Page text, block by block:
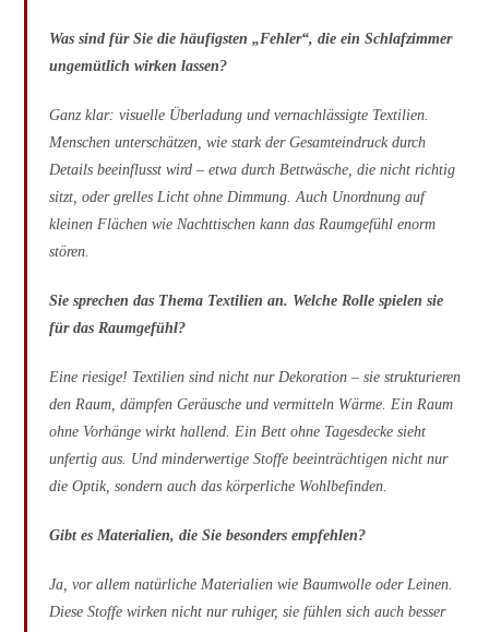
Was sind für Sie die häufigsten „Fehler“, die ein Schlafzimmer
ungemütlich wirken lassen?
Ganz klar: visuelle Überladung und vernachlässigte Textilien.
Menschen unterschätzen, wie stark der Gesamteindruck durch
Details beeinflusst wird – etwa durch Bettwäsche, die nicht richtig
sitzt, oder grelles Licht ohne Dimmung. Auch Unordnung auf
kleinen Flächen wie Nachttischen kann das Raumgefühl enorm
stören.
Sie sprechen das Thema Textilien an. Welche Rolle spielen sie
für das Raumgefühl?
Eine riesige! Textilien sind nicht nur Dekoration – sie strukturieren
den Raum, dämpfen Geräusche und vermitteln Wärme. Ein Raum
ohne Vorhänge wirkt hallend. Ein Bett ohne Tagesdecke sieht
unfertig aus. Und minderwertige Stoffe beeinträchtigen nicht nur
die Optik, sondern auch das körperliche Wohlbefinden.
Gibt es Materialien, die Sie besonders empfehlen?
Ja, vor allem natürliche Materialien wie Baumwolle oder Leinen.
Diese Stoffe wirken nicht nur ruhiger, sie fühlen sich auch besser